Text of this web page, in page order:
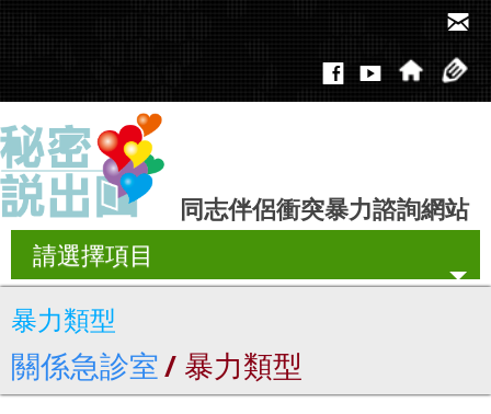
同志伴侶衝突暴力諮詢網站
請選擇項目
關於本站
最新消息
暴力類型
關係急診室/ 暴力類型